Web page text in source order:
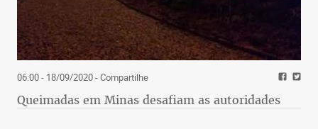
06:00 - 18/09/2020- Compartilhe
Queimadas em Minas desafiam as autoridades